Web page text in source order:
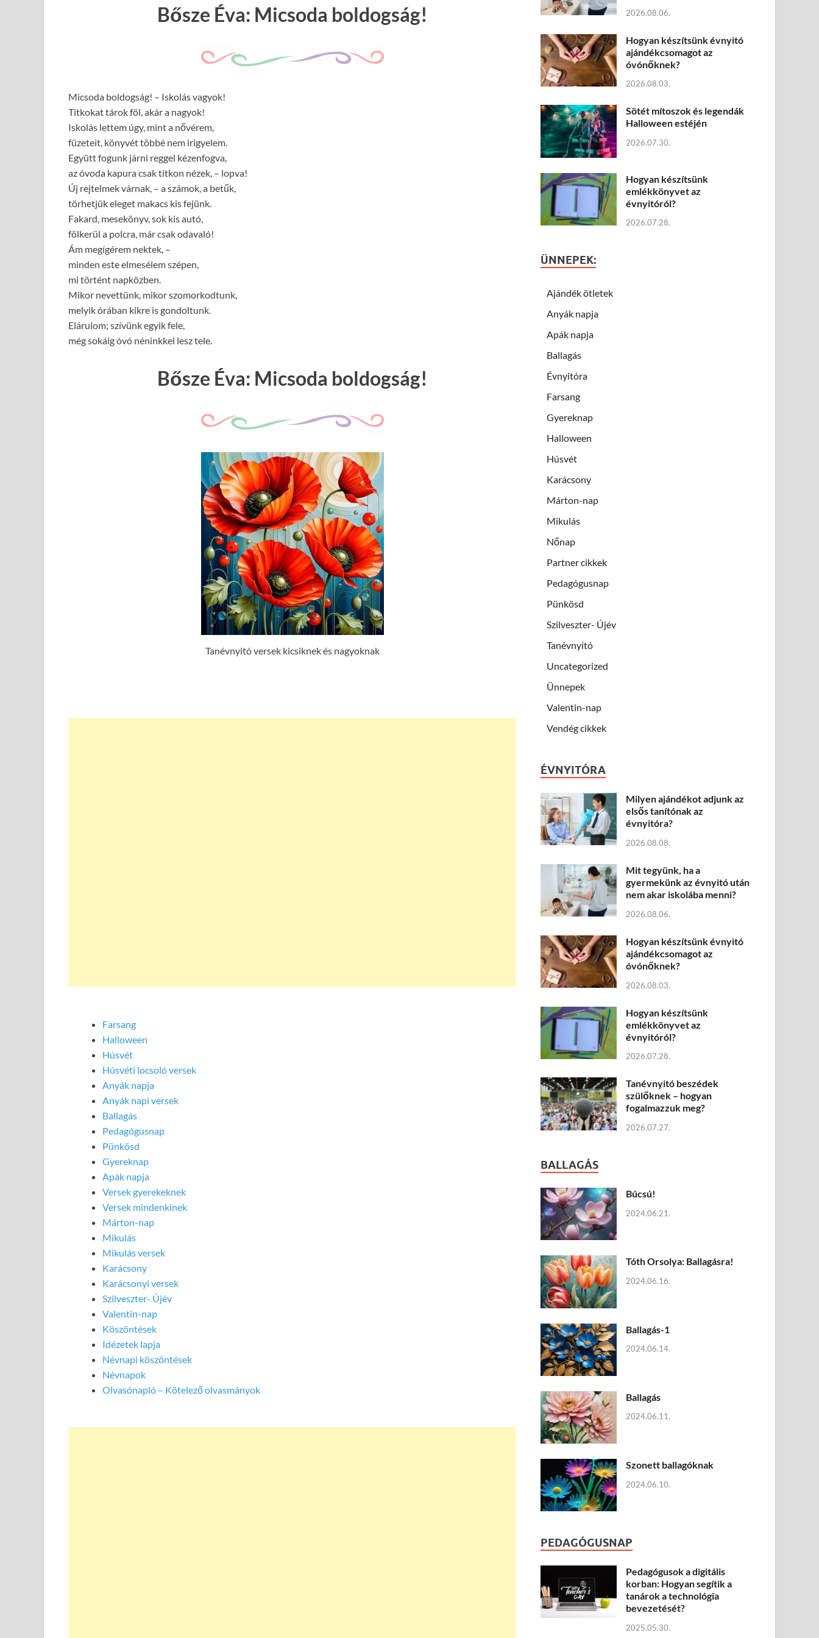
Bősze Éva: Micsoda boldogság!
Micsoda boldogság! – Iskolás vagyok!
Titkokat tárok föl, akár a nagyok!
Iskolás lettem úgy, mint a nővérem,
füzeteit, könyvét többé nem irigyelem.
Együtt fogunk járni reggel kézenfogva,
az óvoda kapura csak titkon nézek, – lopva!
Új rejtelmek várnak, – a számok, a betűk,
törhetjük eleget makacs kis fejünk.
Fakard, mesekönyv, sok kis autó,
fölkerül a polcra, már csak odavaló!
Ám megígérem nektek, –
minden este elmesélem szépen,
mi történt napközben.
Mikor nevettünk, mikor szomorkodtunk,
melyik órában kikre is gondoltunk.
Elárulom; szívünk egyik fele,
még sokáig óvó néninkkel lesz tele.
Bősze Éva: Micsoda boldogság!
Tanévnyitó versek kicsiknek és nagyoknak
Farsang
Halloween
Húsvét
Húsvéti locsoló versek
Anyák napja
Anyák napi versek
Ballagás
Pedagógusnap
Pünkösd
Gyereknap
Apák napja
Versek gyerekeknek
Versek mindenkinek
Márton-nap
Mikulás
Mikulás versek
Karácsony
Karácsonyi versek
Szilveszter- Újév
Valentin-nap
Köszöntések
Idézetek lapja
Névnapi köszöntések
Névnapok
Olvasónapló – Kötelező olvasmányok
2026.08.06.
Hogyan készítsünk évnyitó
ajándékcsomagot az
óvónőknek?
2026.08.03.
Sötét mítoszok és legendák
Halloween estéjén
2026.07.30.
Hogyan készítsünk
emlékkönyvet az
évnyitóról?
2026.07.28.
ÜNNEPEK:
Ajándék ötletek
Anyák napja
Apák napja
Ballagás
Évnyitóra
Farsang
Gyereknap
Halloween
Húsvét
Karácsony
Márton-nap
Mikulás
Nőnap
Partner cikkek
Pedagógusnap
Pünkösd
Szilveszter- Újév
Tanévnyitó
Uncategorized
Ünnepek
Valentin-nap
Vendég cikkek
ÉVNYITÓRA
Milyen ajándékot adjunk az
elsős tanítónak az
évnyitóra?
2026.08.08.
Mit tegyünk, ha a
gyermekünk az évnyitó után
nem akar iskolába menni?
2026.08.06.
Hogyan készítsünk évnyitó
ajándékcsomagot az
óvónőknek?
2026.08.03.
Hogyan készítsünk
emlékkönyvet az
évnyitóról?
2026.07.28.
Tanévnyitó beszédek
szülőknek – hogyan
fogalmazzuk meg?
2026.07.27.
BALLAGÁS
Búcsú!
2024.06.21.
Tóth Orsolya: Ballagásra!
2024.06.16.
Ballagás-1
2024.06.14.
Ballagás
2024.06.11.
Szonett ballagóknak
2024.06.10.
PEDAGÓGUSNAP
Pedagógusok a digitális
korban: Hogyan segítik a
tanárok a technológia
bevezetését?
2025.05.30.